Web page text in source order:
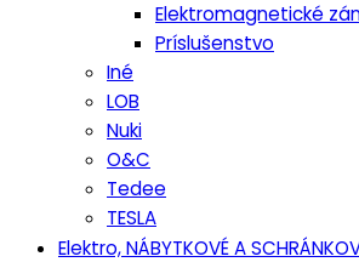
Elektromagnetické
Príslušenstvo
Iné
LOB
Nuki
O&C
Tedee
TESLA
Elektro, NÁBYTKOVÉ A